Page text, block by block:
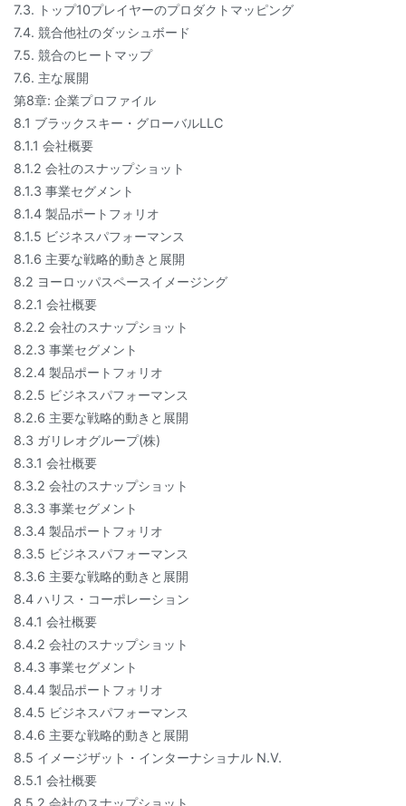
7.3. トップ10プレイヤーのプロダクトマッピング
7.4. 競合他社のダッシュボード
7.5. 競合のヒートマップ
7.6. 主な展開
第8章: 企業プロファイル
8.1 ブラックスキー・グローバルLLC
8.1.1 会社概要
8.1.2 会社のスナップショット
8.1.3 事業セグメント
8.1.4 製品ポートフォリオ
8.1.5 ビジネスパフォーマンス
8.1.6 主要な戦略的動きと展開
8.2 ヨーロッパスペースイメージング
8.2.1 会社概要
8.2.2 会社のスナップショット
8.2.3 事業セグメント
8.2.4 製品ポートフォリオ
8.2.5 ビジネスパフォーマンス
8.2.6 主要な戦略的動きと展開
8.3 ガリレオグループ(株)
8.3.1 会社概要
8.3.2 会社のスナップショット
8.3.3 事業セグメント
8.3.4 製品ポートフォリオ
8.3.5 ビジネスパフォーマンス
8.3.6 主要な戦略的動きと展開
8.4 ハリス・コーポレーション
8.4.1 会社概要
8.4.2 会社のスナップショット
8.4.3 事業セグメント
8.4.4 製品ポートフォリオ
8.4.5 ビジネスパフォーマンス
8.4.6 主要な戦略的動きと展開
8.5 イメージザット・インターナショナル N.V.
8.5.1 会社概要
8.5.2 会社のスナップショット